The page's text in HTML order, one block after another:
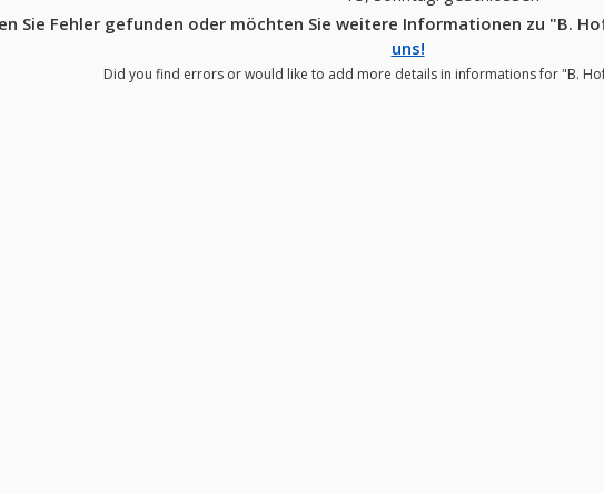
Sie Fehler gefunden oder möchten Sie weitere Informationen zu "B.
uns!
Did you find errors or would like to add more details in informations for "B.